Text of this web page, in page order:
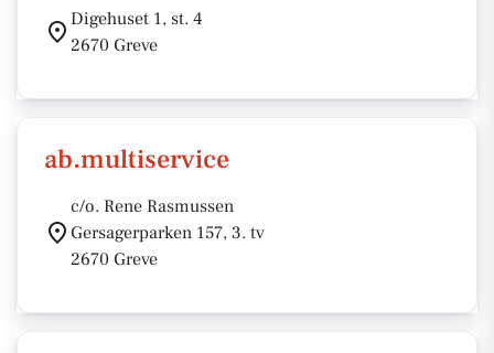
Digehuset 1, st. 4
2670 Greve
ab.multiservice
c/o. Rene Rasmussen
Gersagerparken 157, 3. tv
2670 Greve